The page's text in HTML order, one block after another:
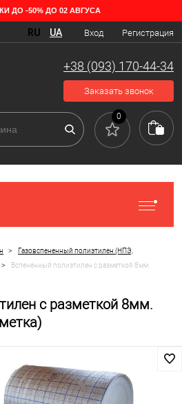
ДО -50% ДО 02 АВГУСА
Вход Регистрация
RU UA
+38 (093) 170-44-34
Заказать звонок
0
>
Газовспененный полиэтилен (НПЭ,
>
Вспененный полиэтилен с разметкой 8мм.
с разметкой 8мм.